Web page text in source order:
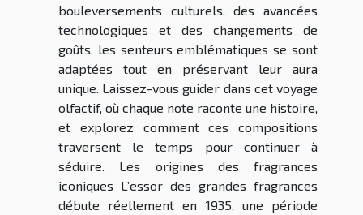
bouleversements culturels, des avancées
technologiques et des changements de
goûts, les senteurs emblématiques se sont
adaptées tout en préservant leur aura
unique. Laissez-vous guider dans cet voyage
olfactif, où chaque note raconte une histoire,
et explorez comment ces compositions
traversent le temps pour continuer à
séduire. Les origines des fragrances
iconiques L’essor des grandes fragrances
débute réellement en 1935, une période